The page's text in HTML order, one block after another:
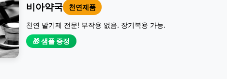
비아약국 천연제품
천연 발기제 전문! 부작용 없음. 장기복용 가능.
🎁 샘플 증정